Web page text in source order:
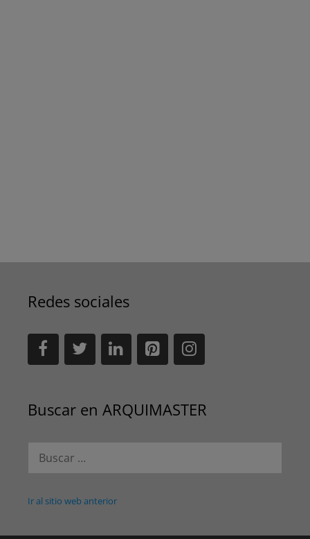
Redes sociales
Buscar en ARQUIMASTER
Ir al sitio web anterior